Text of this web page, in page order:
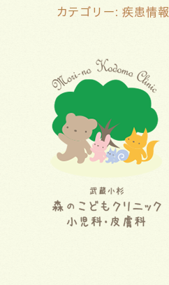
カテゴリー:疾患情報